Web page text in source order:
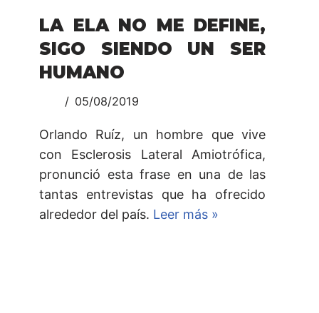
LA ELA NO ME DEFINE,
SIGO SIENDO UN SER
HUMANO
05/08/2019
Orlando Ruíz, un hombre que vive
con Esclerosis Lateral Amiotrófica,
pronunció esta frase en una de las
tantas entrevistas que ha ofrecido
alrededor del país. Leer más »